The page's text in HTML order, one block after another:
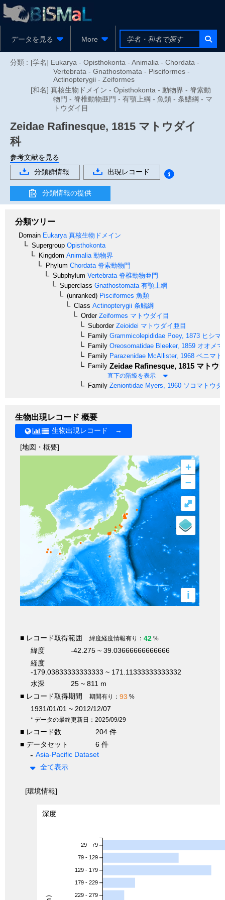
データを見る More
分類 : [学名] Eukarya - Opisthokonta - Animalia - Chordata -
Vertebrata - Gnathostomata - Pisciformes -
Actinopterygii - Zeiformes
[和名] 真核生物ドメイン - Opisthokonta - 動物界 - 脊索動
物門 - 脊椎動物亜門 - 有顎上綱 - 魚類 - 条鰭綱 - マ
トウダイ目
Zeidae Rafinesque, 1815 マトウダイ
科
参考文献を見る
分類群情報
出現レコード
分類情報の提供
分類ツリー
Domain Eukarya 真核生物ドメイン
Supergroup Opisthokonta
Kingdom Animalia 動物界
Phylum Chordata 脊索動物門
Subphylum Vertebrata 脊椎動物亜門
Superclass Gnathostomata 有顎上綱
(unranked) Pisciformes 魚類
Class Actinopterygii 条鰭綱
OrderZeiformes マトウダイ目
SuborderZeioidei マトウダイ亜目
Family Grammicolepididae Poey, 1873 ヒシマ
Family Oreosomatidae Bleeker, 1859 オオメ
Family Parazenidae McAllister, 1968 ベニマト
Family Zeidae Rafinesque, 1815 マトウ
直下の階級を表示
Family Zeniontidae Myers, 1960 ソコマトウダ
生物出現レコード 概要
生物出現レコード →
[地図・概要]
+
–
i
⤢
■ レコード取得範囲 緯度経度情報有り： 42 %
緯度
-42.275 ~ 39.03666666666666
経度
-179.03833333333333 ~ 171.11333333333332
水深
25 ~ 811 m
■ レコード取得期間
期間有り： 93 %
1931/01/01 ~ 2012/12/07
* データの最終更新日：2025/09/29
■ レコード数
204 件
■ データセット
6 件
Asia-Pacific Dataset
全て表示
[環境情報]
深度
29 - 79
79 - 129
129 - 179
179 - 229
229 - 279